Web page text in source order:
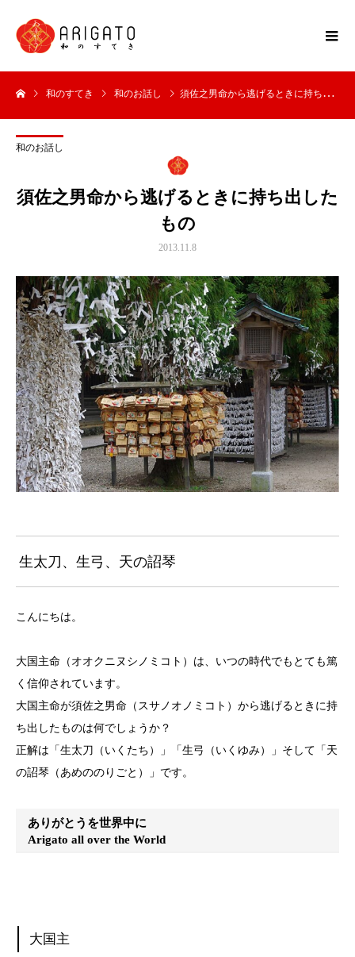
和のすてき 和のお話し 須佐之男命から逃げるときに持ち出したもの
和のお話し
須佐之男命から逃げるときに持ち出した
もの
2013.11.8
生太刀、生弓、天の詔琴
こんにちは。
大国主命（オオクニヌシノミコト）は、いつの時代でもとても篤
く信仰されています。
大国主命が須佐之男命（スサノオノミコト）から逃げるときに持
ち出したものは何でしょうか？
正解は「生太刀（いくたち）」「生弓（いくゆみ）」そして「天
の詔琴（あめののりごと）」です。
ありがとうを世界中に
Arigato all over the World
大国主